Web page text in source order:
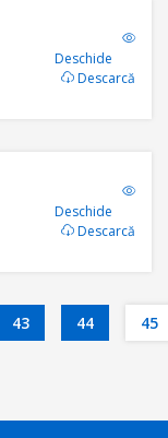
Deschide
Descarcă
Deschide
Descarcă
43 44 45